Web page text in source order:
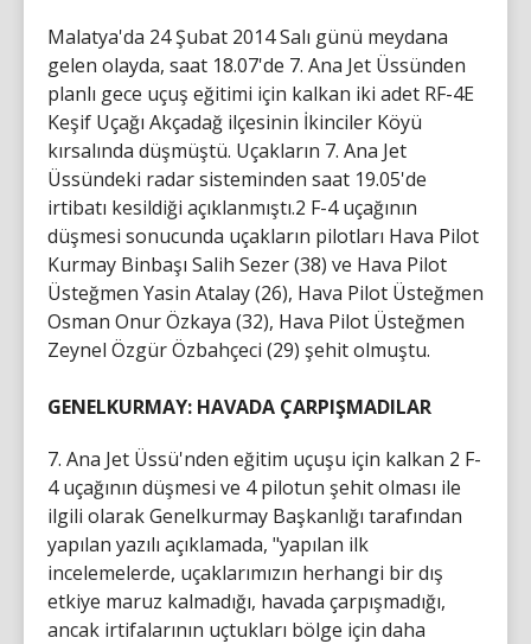
Malatya'da 24 Şubat 2014 Salı günü meydana
gelen olayda, saat 18.07'de 7. Ana Jet Üssünden
planlı gece uçuş eğitimi için kalkan iki adet RF-4E
Keşif Uçağı Akçadağ ilçesinin İkinciler Köyü
kırsalında düşmüştü. Uçakların 7. Ana Jet
Üssündeki radar sisteminden saat 19.05'de
irtibatı kesildiği açıklanmıştı.2 F-4 uçağının
düşmesi sonucunda uçakların pilotları Hava Pilot
Kurmay Binbaşı Salih Sezer (38) ve Hava Pilot
Üsteğmen Yasin Atalay (26), Hava Pilot Üsteğmen
Osman Onur Özkaya (32), Hava Pilot Üsteğmen
Zeynel Özgür Özbahçeci (29) şehit olmuştu.
GENELKURMAY: HAVADA ÇARPIŞMADILAR
7. Ana Jet Üssü'nden eğitim uçuşu için kalkan 2 F-
4 uçağının düşmesi ve 4 pilotun şehit olması ile
ilgili olarak Genelkurmay Başkanlığı tarafından
yapılan yazılı açıklamada, "yapılan ilk
incelemelerde, uçaklarımızın herhangi bir dış
etkiye maruz kalmadığı, havada çarpışmadığı,
ancak irtifalarının uçtukları bölge için daha